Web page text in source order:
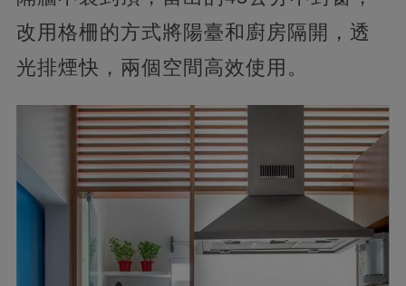
改用格柵的方式將陽臺和廚房隔開，透
光排煙快，兩個空間高效使用。